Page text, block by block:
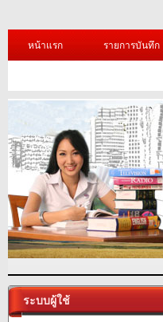
หน้าแรก รายการบันทึก
ระบบผู้ใช้